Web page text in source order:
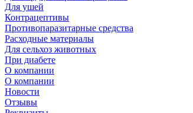
Для ушей
Контрацептивы
Противопаразитарные средства
Расходные материалы
Для сельхоз животных
При диабете
О компании
О компании
Новости
Отзывы